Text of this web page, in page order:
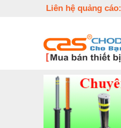
Liên hệ quảng cáo: